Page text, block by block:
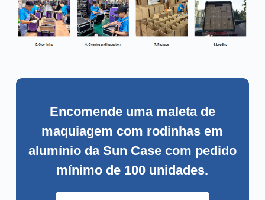
Encomende uma maleta de
maquiagem com rodinhas em
alumínio da Sun Case com pedido
mínimo de 100 unidades.